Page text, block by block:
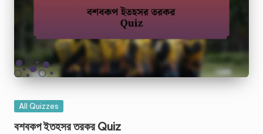
Posted
All Quizzes
বশবকপ ইতহসর তরকর Quiz